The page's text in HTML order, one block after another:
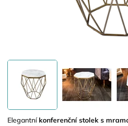
Elegantní konferenční stolek s